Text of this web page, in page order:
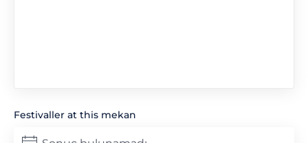
Festivaller at this mekan